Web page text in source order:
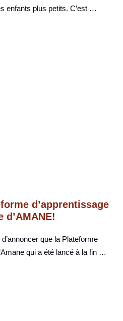
enfants plus petits. C’est …
d’apprentissage
d’AMANE!
que la Plateforme
qui a été lancé à la fin …